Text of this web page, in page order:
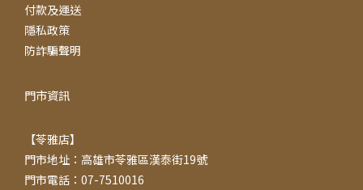
付款及運送
隱私政策
防詐騙聲明
門市資訊
【苓雅店】
門市地址：高雄市苓雅區漢泰街19號
門市電話：07-7510016